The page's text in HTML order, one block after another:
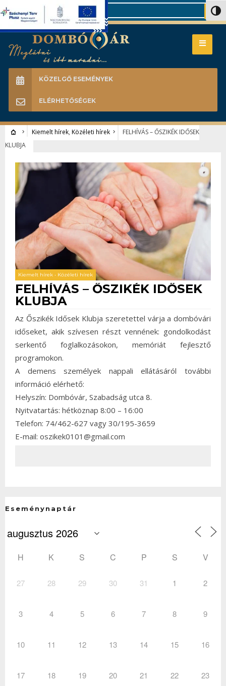
Search
KÖZELGŐ ESEMÉNYEK
ELÉRHETŐSÉGEK
Kiemelt hírek, Közéleti hírek
FELHÍVÁS – ŐSZIKÉK IDŐSEK
KLUBJA
Kiemelt hírek • Közéleti hírek
FELHÍVÁS – ŐSZIKÉK IDŐSEK
KLUBJA
Az Őszikék Idősek Klubja szeretettel várja a dombóvári
időseket, akik szívesen részt vennének: gondolkodást
serkentő foglalkozásokon, memóriát fejlesztő
programokon.
A demens személyek nappali ellátásáról további
információ elérhető:
Helyszín: Dombóvár, Szabadság utca 8.
Nyitvatartás: hétköznap 8:00 – 16:00
Telefon: 74/462-627 vagy 30/195-3659
E-mail: oszikek0101@gmail.com
Eseménynaptár
H K S C P S V
27 28 29 30 31 1 2
3 4 5 6 7 8 9
10 11 12 13 14 15 16
17 18 19 20 21 22 23